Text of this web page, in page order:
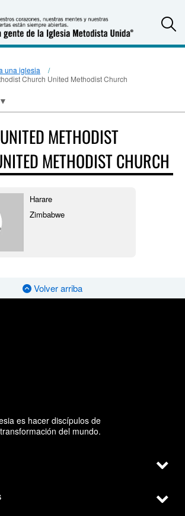
una iglesia
Church United Methodist Church
▼
METHODIST
METHODIST CHURCH
Harare
Zimbabwe
Volver arriba
es hacer discípulos de
del mundo.